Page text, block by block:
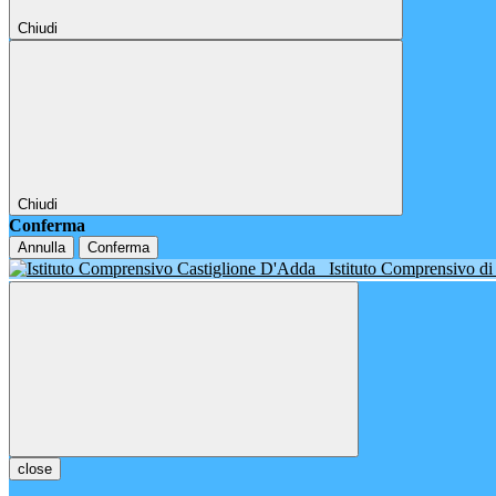
Chiudi
Chiudi
Conferma
Annulla Conferma
Istituto Comprensivo
close